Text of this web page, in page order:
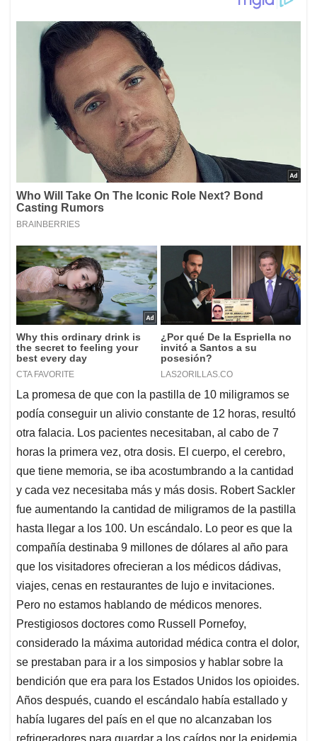
La promesa de que con la pastilla de 10 miligramos se
podía conseguir un alivio constante de 12 horas, resultó
otra falacia. Los pacientes necesitaban, al cabo de 7
horas la primera vez, otra dosis. El cuerpo, el cerebro,
que tiene memoria, se iba acostumbrando a la cantidad
y cada vez necesitaba más y más dosis. Robert Sackler
fue aumentando la cantidad de miligramos de la pastilla
hasta llegar a los 100. Un escándalo. Lo peor es que la
compañía destinaba 9 millones de dólares al año para
que los visitadores ofrecieran a los médicos dádivas,
viajes, cenas en restaurantes de lujo e invitaciones.
Pero no estamos hablando de médicos menores.
Prestigiosos doctores como Russell Pornefoy,
considerado la máxima autoridad médica contra el dolor,
se prestaban para ir a los simposios y hablar sobre la
bendición que era para los Estados Unidos los opioides.
Años después, cuando el escándalo había estallado y
había lugares del país en el que no alcanzaban los
refrigeradores para guardar a los caídos por la epidemia,